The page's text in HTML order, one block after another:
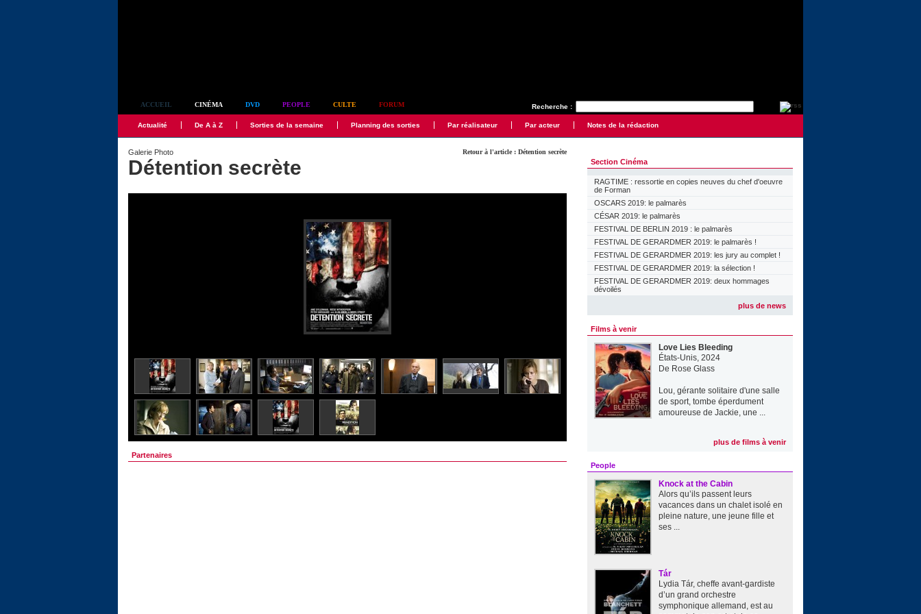
Recherche :
ACCUEIL CINÉMA DVD PEOPLE CULTE FORUM
Actualité De A à Z Sorties de la semaine Planning des sorties Par réalisateur Par acteur Notes de la rédaction
Retour à l'article : Détention secrète
Galerie Photo
Détention secrète
Partenaires
Section Cinéma
RAGTIME : ressortie en copies neuves du chef d'oeuvre
de Forman
OSCARS 2019: le palmarès
CÉSAR 2019: le palmarès
FESTIVAL DE BERLIN 2019 : le palmarès
FESTIVAL DE GERARDMER 2019: le palmarès !
FESTIVAL DE GERARDMER 2019: les jury au complet !
FESTIVAL DE GERARDMER 2019: la sélection !
FESTIVAL DE GERARDMER 2019: deux hommages
dévoilés
plus de news
Films à venir
Love Lies Bleeding
États-Unis, 2024
De Rose Glass
Lou, gérante solitaire d'une salle
de sport, tombe éperdument
amoureuse de Jackie, une ...
plus de films à venir
People
Knock at the Cabin
Alors qu’ils passent leurs
vacances dans un chalet isolé en
pleine nature, une jeune fille et
ses ...
Tár
Lydia Tár, cheffe avant-gardiste
d’un grand orchestre
symphonique allemand, est au